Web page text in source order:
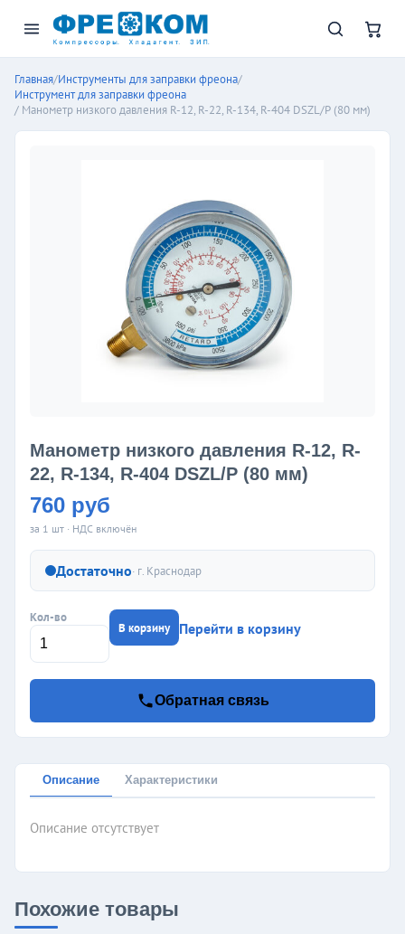
Главная/Инструменты для заправки фреона/
Инструмент для заправки фреона
/ Манометр низкого давления R-12, R-22, R-134, R-404 DSZL/Р (80 мм)
Манометр низкого давления R-12, R-
22, R-134, R-404 DSZL/Р (80 мм)
760 руб
за 1 шт · НДС включён
Достаточно· г. Краснодар
Кол-во
В корзину Перейти в корзину
Обратная связь
Описание Характеристики
Описание отсутствует
Похожие товары